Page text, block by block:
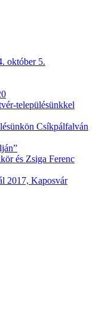
október 5.
településünkkel
Csíkpálfalván
és Zsiga Ferenc
2017, Kaposvár